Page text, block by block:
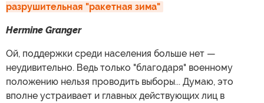
разрушительная "ракетная зима"
Hermine Granger
Ой, поддержки среди населения больше нет —
неудивительно. Ведь только "благодаря" военному
положению нельзя проводить выборы... Думаю, это
вполне устраивает и главных действующих лиц в